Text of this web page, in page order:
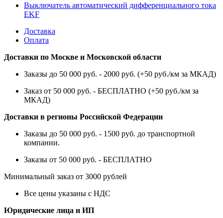
Выключатель автоматический дифференциального тока
EKF
Доставка
Оплата
Доставки по Москве и Московской области
Заказы до 50 000 руб. - 2000 руб. (+50 руб./км за МКАД)
Заказ от 50 000 руб. - БЕСПЛАТНО (+50 руб./км за
МКАД)
Доставки в регионы Российской Федерации
Заказы до 50 000 руб. - 1500 руб. до транспортной
компании.
Заказы от 50 000 руб. - БЕСПЛАТНО
Минимальный заказ от 3000 рублей
Все цены указаны с НДС
Юридические лица и ИП